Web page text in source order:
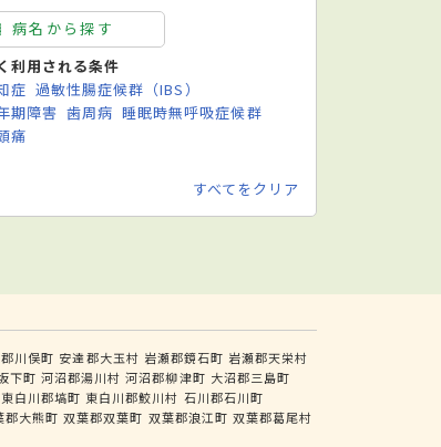
病名から探す
利用される条件
症 過敏性腸症候群（IBS）
期障害 歯周病 睡眠時無呼吸症候群
痛
すべてをクリア
川俣町 安達郡大玉村 岩瀬郡鏡石町 岩瀬郡天栄村
下町 河沼郡湯川村 河沼郡柳津町 大沼郡三島町
東白川郡塙町 東白川郡鮫川村 石川郡石川町
郡大熊町 双葉郡双葉町 双葉郡浪江町 双葉郡葛尾村